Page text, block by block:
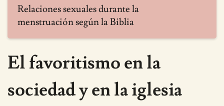
Relaciones sexuales durante la
menstruación según la Biblia
El favoritismo en la
sociedad y en la iglesia